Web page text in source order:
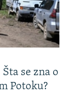
se zna o
Potoku?